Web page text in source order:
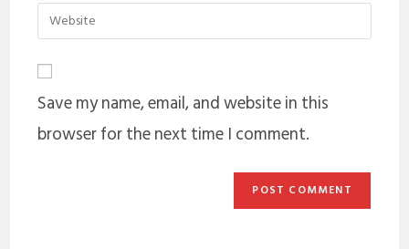
Save my name, email, and website in this
browser for the next time I comment.